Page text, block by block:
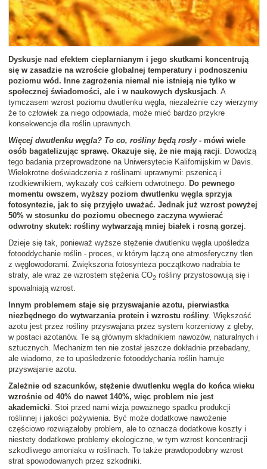
Dyskusje nad efektem cieplarnianym i jego skutkami koncentrują
się w zasadzie na wzroście globalnej temperatury i podnoszeniu
poziomu wód. Inne zagrożenia niemal nie istnieją nie tylko w
społecznej świadomości, ale i w naukowych dyskusjach . A
tymczasem wzrost poziomu dwutlenku węgla, niezależnie czy wierzymy
że to człowiek za niego odpowiada, może mieć bardzo przykre
konsekwencje dla roślin uprawnych.
Więcej dwutlenku węgla? To co, rośliny będą rosły- mówi wiele
osób bagatelizując sprawę. Okazuje się, że nie mają racji . Dowodzą
tego badania przeprowadzone na Uniwersytecie Kalifornijskim w Davis.
Wielokrotne doświadczenia z roślinami uprawnymi: pszenicą i
rzodkiewnikiem, wykazały coś całkiem odwrotnego.
Do pewnego
momentu owszem, wyższy poziom dwutlenku węgla sprzyja
fotosyntezie, jak to się przyjęło uważać. Jednak już wzrost powyżej
50% w stosunku do poziomu obecnego zaczyna wywierać
odwrotny skutek: rośliny wytwarzają mniej białek i rosną gorzej
Dzieje się tak, ponieważ wyższe stężenie dwutlenku węgla upośledza
fotooddychanie roślin - proces, w którym łączą one atmosferyczny tlen
z węglowodorami. Zwiększona fotosynteza początkowo nadrabia te
straty, ale wraz ze wzrostem stężenia CO2 rośliny przystosowują się i
spowalniają wzrost.
Innym problemem staje się przyswajanie azotu, pierwiastka
niezbędnego do wytwarzania protein i wzrostu rośliny . Większość
azotu jest przez rośliny przyswajana przez system korzeniowy z gleby,
w postaci azotanów. Te są głównym składnikiem nawozów, naturalnych i
sztucznych. Mechanizm ten nie został jeszcze dokładnie przebadany,
ale wiadomo, że to upośledzenie fotooddychania roślin hamuje
przyswajanie azotu.
Zależnie od szacunków, stężenie dwutlenku węgla do końca wieku
wzrośnie od 40% do nawet 140%, więc problem nie jest
akademicki . Stoi przed nami wizja poważnego spadku produkcji
roślinnej i jakości pożywienia. Być może dodatkowe nawożenie
częściowo rozwiązałoby problem, ale to oznacza dodatkowe koszty i
niestety dodatkowe problemy ekologiczne, w tym wzrost koncentracji
szkodliwego amoniaku w roślinach. To także prawdopodobny wzrost
strat spowodowanych przez szkodniki.